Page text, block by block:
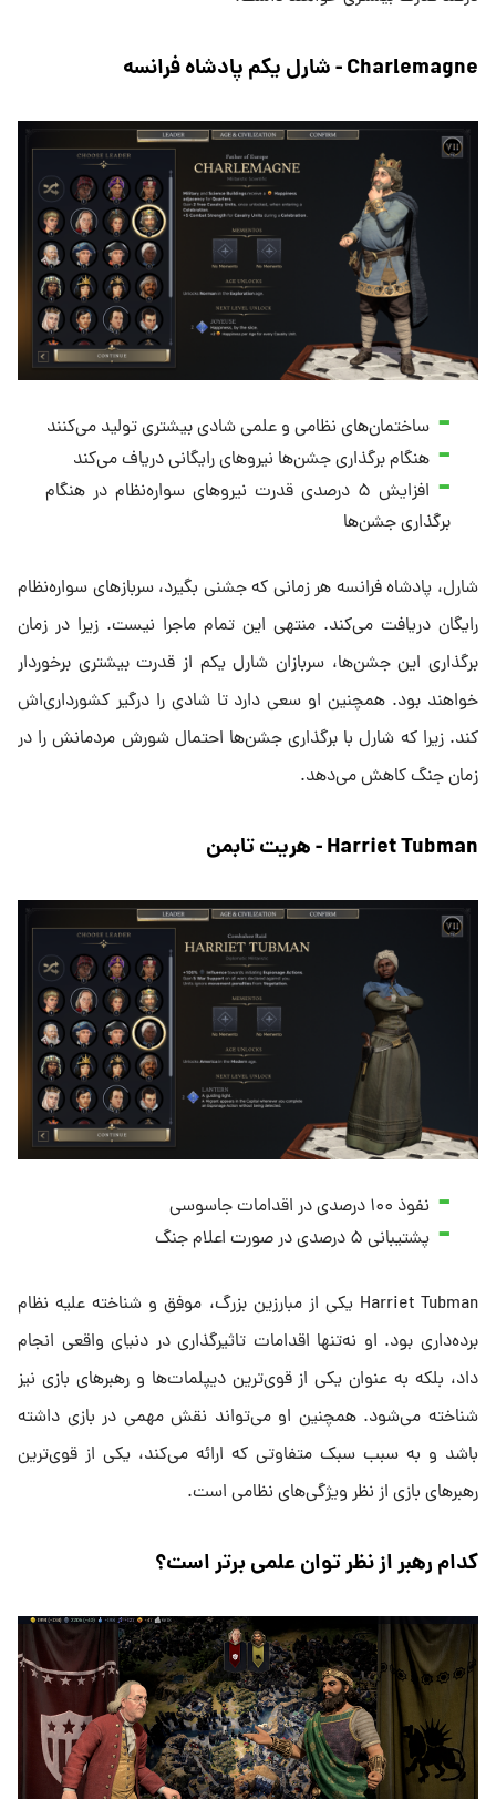
Charlemagne - شارل یکم پادشاه فرانسه
ساختمان‌های نظامی و علمی شادی بیشتری تولید می‌کنند
هنگام برگذاری جشن‌ها نیروهای رایگانی دریاف می‌کند
افزایش ۵ درصدی قدرت‌ نیروهای سواره‌نظام در هنگام
برگذاری جشن‌ها
شارل، پادشاه فرانسه هر زمانی که جشنی بگیرد، سربازهای سواره‌نظام
رایگان دریافت می‌کند. منتهی این تمام ماجرا نیست. زیرا در زمان
برگذاری این جشن‌ها، سربازان شارل یکم از قدرت بیشتری برخوردار
خواهند بود. همچنین او سعی دارد تا شادی را درگیر کشورداری‌اش
کند. زیرا که شارل با برگذاری جشن‌ها احتمال شورش مردمانش را در
زمان جنگ کاهش می‌دهد.
Harriet Tubman - هریت تابمن
نفوذ ۱۰۰ درصدی در اقدامات جاسوسی
پشتیبانی ۵ درصدی در صورت اعلام جنگ
Harriet Tubman یکی از مبارزین بزرگ، موفق و شناخته‌ علیه نظام
برده‌داری بود. او نه‌تنها اقدامات تاثیرگذاری در دنیای واقعی انجام
داد، بلکه به عنوان یکی از قوی‌ترین دیپلمات‌ها و رهبرهای بازی نیز
شناخته می‌شود. همچنین او می‌تواند نقش مهمی در بازی داشته
باشد و به سبب سبک متفاوتی که ارائه می‌کند، یکی از قوی‌ترین
رهبرهای بازی از نظر ویژگی‌های نظامی است.
کدام رهبر از نظر توان علمی برتر است؟